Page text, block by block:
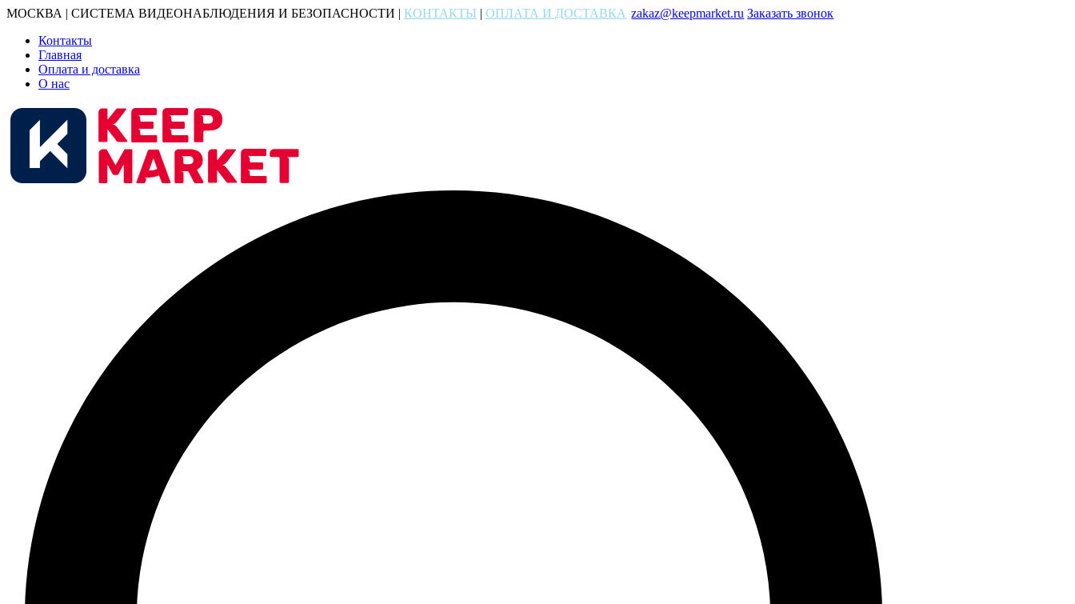
МОСКВА | СИСТЕМА ВИДЕОНАБЛЮДЕНИЯ И БЕЗОПАСНОСТИ | КОНТАКТЫ | ОПЛАТА И ДОСТАВКА zakaz@keepmarket.ru Заказать звонок
Контакты
Главная
Оплата и доставка
О нас